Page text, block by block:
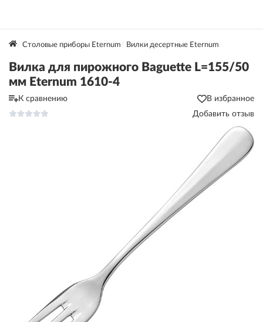
Столовые приборы Eternum Вилки десертные Eternum
Вилка для пирожного Baguette L=155/50
мм Eternum 1610-4
К сравнению
В избранное
Добавить отзыв